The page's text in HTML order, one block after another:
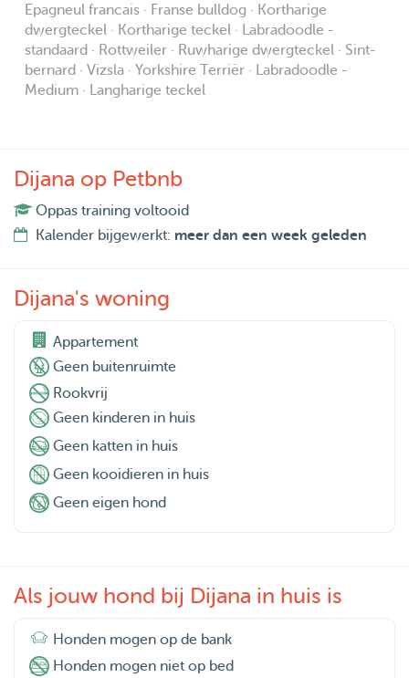
Epagneul francais · Franse bulldog · Kortharige
dwergteckel · Kortharige teckel · Labradoodle -
standaard · Rottweiler · Ruwharige dwergteckel · Sint-
bernard · Vizsla · Yorkshire Terriër · Labradoodle -
Medium · Langharige teckel
Dijana op Petbnb
Oppas training voltooid
Kalender bijgewerkt: meer dan een week geleden
Dijana's woning
Appartement
Geen buitenruimte
Rookvrij
Geen kinderen in huis
Geen katten in huis
Geen kooidieren in huis
Geen eigen hond
Als jouw hond bij Dijana in huis is
Honden mogen op de bank
Honden mogen niet op bed